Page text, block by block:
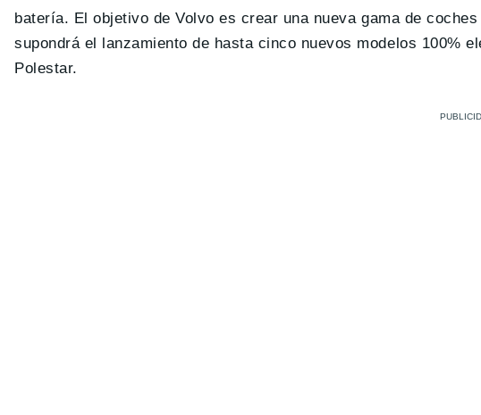
batería. El objetivo de Volvo es crear una nueva gama de
supondrá el lanzamiento de hasta cinco nuevos modelos 100%
Polestar.